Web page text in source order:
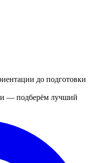
до подготовки
— подберём лучший